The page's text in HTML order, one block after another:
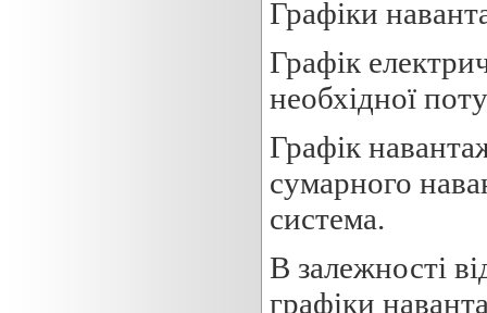
Графіки
Графік
необхідної
Графік
сумарного
система.
В залежності
графіки